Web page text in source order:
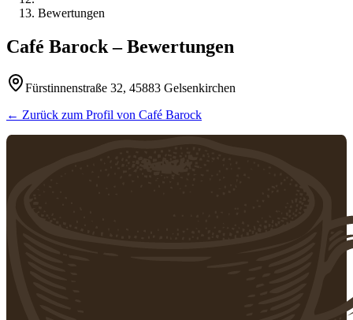
Bewertungen
Café Barock – Bewertungen
Fürstinnenstraße 32, 45883 Gelsenkirchen
← Zurück zum Profil von Café Barock